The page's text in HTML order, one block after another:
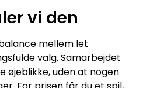
vi den
mellem let
valg. Samarbejdet
øjeblikke, uden at nogen